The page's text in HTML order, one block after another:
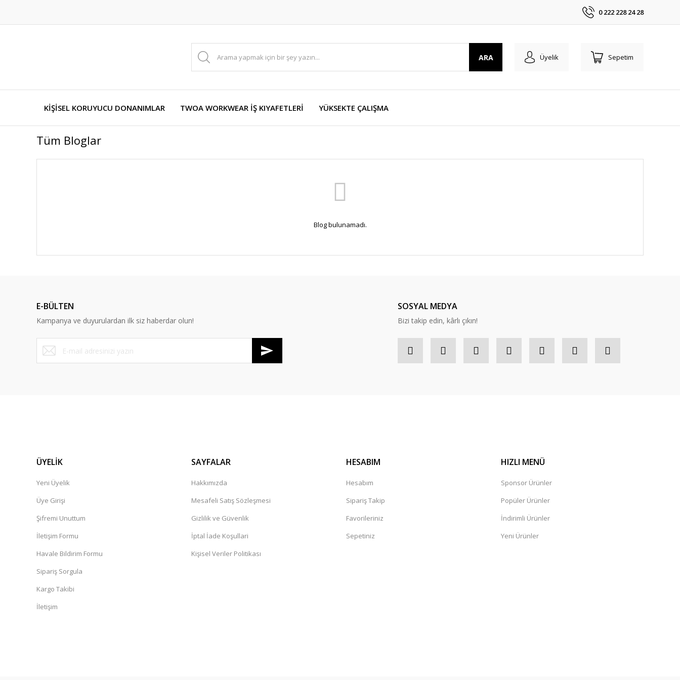
0 222 228 24 28
ARA Üyelik Sepetim
KİŞİSEL KORUYUCU DONANIMLAR TWOA WORKWEAR İŞ KIYAFETLERİ YÜKSEKTE ÇALIŞMA
Tüm Bloglar
Blog bulunamadı.
E-BÜLTEN
Kampanya ve duyurulardan ilk siz haberdar olun!
SOSYAL MEDYA
Bizi takip edin, kârlı çıkın!
ÜYELİK
Yeni Üyelik
Üye Girişi
Şifremi Unuttum
İletişim Formu
Havale Bildirim Formu
Sipariş Sorgula
Kargo Takibi
İletişim
SAYFALAR
Hakkımızda
Mesafeli Satış Sözleşmesi
Gizlilik ve Güvenlik
İptal İade Koşullari
Kişisel Veriler Politikası
HESABIM
Hesabım
Sipariş Takip
Favorileriniz
Sepetiniz
HIZLI MENÜ
Sponsor Ürünler
Popüler Ürünler
İndirimli Ürünler
Yeni Ürünler